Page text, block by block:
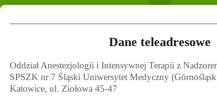
Dane teleadresowe
Oddział Anestezjologii i Intensywnej Terapii z
SPSZK nr 7 Śląski Uniwersytet Medyczny
Katowice, ul. Ziołowa 45-47